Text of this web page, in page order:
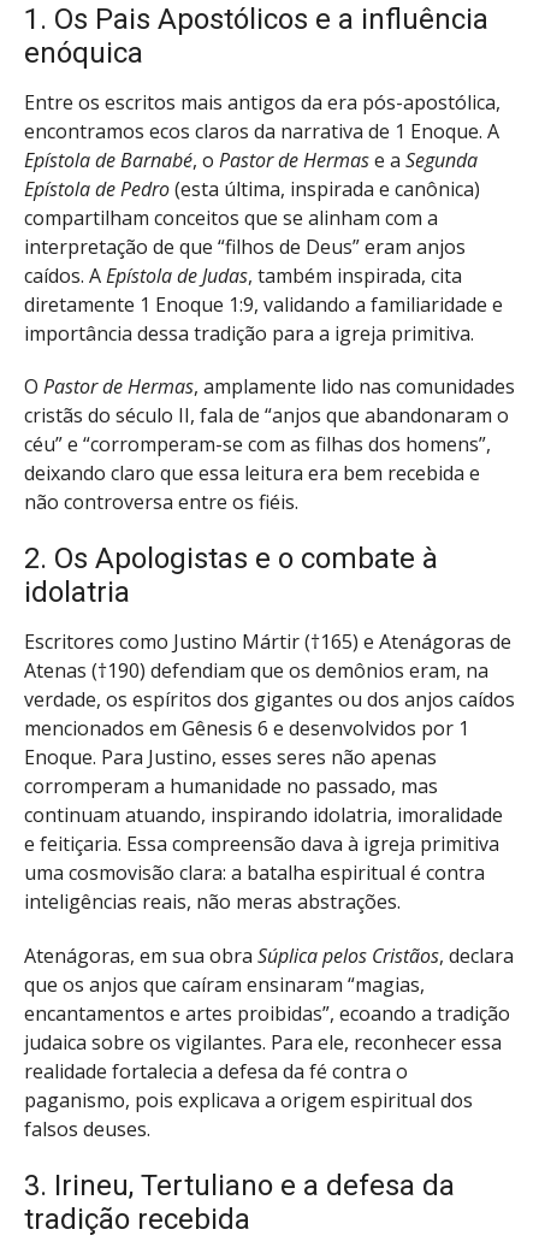
1. Os Pais Apostólicos e a influência
enóquica
Entre os escritos mais antigos da era pós-apostólica,
encontramos ecos claros da narrativa de 1 Enoque. A
Epístola de Barnabé, o Pastor de Hermase a Segunda
Epístola de Pedro(esta última, inspirada e canônica)
compartilham conceitos que se alinham com a
interpretação de que “filhos de Deus” eram anjos
caídos. AEpístola de Judas, também inspirada, cita
diretamente 1 Enoque 1:9, validando a familiaridade e
importância dessa tradição para a igreja primitiva.
O Pastor de Hermas, amplamente lido nas comunidades
cristãs do século II, fala de “anjos que abandonaram o
céu” e “corromperam-se com as filhas dos homens”,
deixando claro que essa leitura era bem recebida e
não controversa entre os fiéis.
2. Os Apologistas e o combate à
idolatria
Escritores como Justino Mártir (†165) e Atenágoras de
Atenas (†190) defendiam que os demônios eram, na
verdade, os espíritos dos gigantes ou dos anjos caídos
mencionados em Gênesis 6 e desenvolvidos por 1
Enoque. Para Justino, esses seres não apenas
corromperam a humanidade no passado, mas
continuam atuando, inspirando idolatria, imoralidade
e feitiçaria. Essa compreensão dava à igreja primitiva
uma cosmovisão clara: a batalha espiritual é contra
inteligências reais, não meras abstrações.
Atenágoras, em sua obra Súplica pelos Cristãos, declara
que os anjos que caíram ensinaram “magias,
encantamentos e artes proibidas”, ecoando a tradição
judaica sobre os vigilantes. Para ele, reconhecer essa
realidade fortalecia a defesa da fé contra o
paganismo, pois explicava a origem espiritual dos
falsos deuses.
3. Irineu, Tertuliano e a defesa da
tradição recebida